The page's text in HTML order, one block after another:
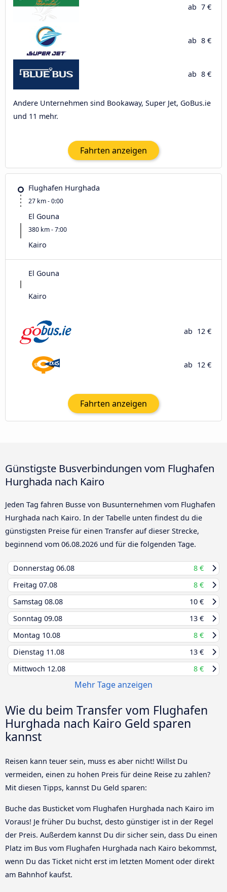
ab 7 €
ab 8 €
ab 8 €
Andere Unternehmen sind Bookaway, Super Jet, GoBus.ie
und 11 mehr.
Fahrten anzeigen
Flughafen Hurghada
27 km - 0:00
El Gouna
380 km - 7:00
Kairo
El Gouna
Kairo
ab 12 €
ab 12 €
Fahrten anzeigen
Günstigste Busverbindungen vom Flughafen
Hurghada nach Kairo
Jeden Tag fahren Busse von Busunternehmen vom Flughafen
Hurghada nach Kairo. In der Tabelle unten findest du die
günstigsten Preise für einen Transfer auf dieser Strecke,
beginnend vom 06.08.2026 und für die folgenden Tage.
Donnerstag 06.08
8 €
Freitag 07.08
8 €
Samstag 08.08
10 €
Sonntag 09.08
13 €
Montag 10.08
8 €
Dienstag 11.08
13 €
Mittwoch 12.08 8 €
Mehr Tage anzeigen
Wie du beim Transfer vom Flughafen
Hurghada nach Kairo Geld sparen
kannst
Reisen kann teuer sein, muss es aber nicht! Willst Du
vermeiden, einen zu hohen Preis für deine Reise zu zahlen?
Mit diesen Tipps, kannst Du Geld sparen:
Buche das Busticket vom Flughafen Hurghada nach Kairo im
Voraus! Je früher Du buchst, desto günstiger ist in der Regel
der Preis. Außerdem kannst Du dir sicher sein, dass Du einen
Platz im Bus vom Flughafen Hurghada nach Kairo bekommst,
wenn Du das Ticket nicht erst im letzten Moment oder direkt
am Bahnhof kaufst.